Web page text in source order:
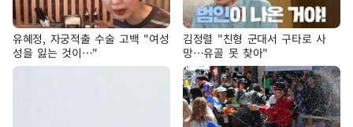
유혜정, 자궁적출 수술 고백 "여성
성을 잃는 것이…"
김정렬 "친형 군대서 구타로 사
망…유골 못 찾아"